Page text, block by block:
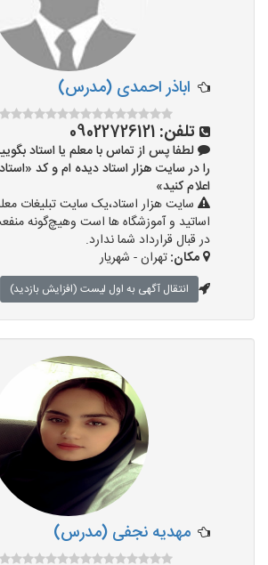
اباذر احمدی (مدرس)
تلفن: 09022726121
لطفا پس از تماس با معلم یا استاد
اعلام کنید»
سایت هزار استاد،یک سایت تبلیغات
اساتید و آموزشگاه ها است وهیچ‌گونه
در قبال قرارداد شما ندارد.
مکان:تهران - شهریار
انتقال آگهی به اول لیست (افزایش بازدید)
مهدیه نجفی (مدرس)